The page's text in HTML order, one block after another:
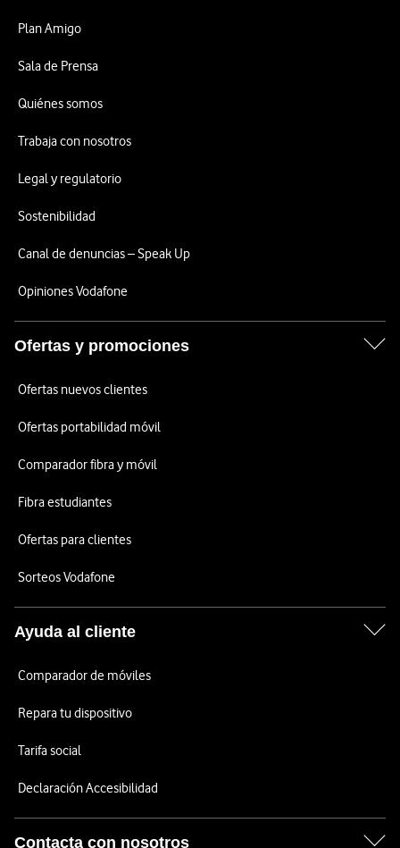
Plan Amigo
Sala de Prensa
Quiénes somos
Trabaja con nosotros
Legal y regulatorio
Sostenibilidad
Canal de denuncias – Speak Up
Opiniones Vodafone
Ofertas y promociones
Ofertas nuevos clientes
Ofertas portabilidad móvil
Comparador fibra y móvil
Fibra estudiantes
Ofertas para clientes
Sorteos Vodafone
Ayuda al cliente
Comparador de móviles
Repara tu dispositivo
Tarifa social
Declaración Accesibilidad
Contacta con nosotros